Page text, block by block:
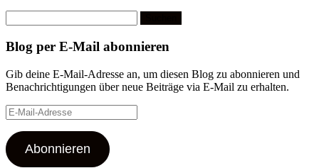
nach:
Blog per E-Mail abonnieren
Gib deine E-Mail-Adresse an, um diesen Blog zu abonnieren und
Benachrichtigungen über neue Beiträge via E-Mail zu erhalten.
E-
Mail-
Adresse
Abonnieren